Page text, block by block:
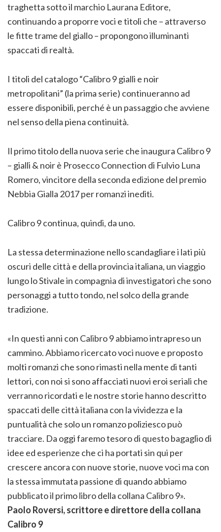
traghetta sotto il marchio Laurana Editore,
continuando a proporre voci e titoli che – attraverso
le fitte trame del giallo – propongono illuminanti
spaccati di realtà.
I titoli del catalogo “Calibro 9 gialli e noir
metropolitani” (la prima serie) continueranno ad
essere disponibili, perché è un passaggio che avviene
nel senso della piena continuità.
Il primo titolo della nuova serie che inaugura Calibro 9
– gialli & noir è Prosecco Connection di Fulvio Luna
Romero, vincitore della seconda edizione del premio
Nebbia Gialla 2017 per romanzi inediti.
Calibro 9 continua, quindi, da uno.
La stessa determinazione nello scandagliare i lati più
oscuri delle città e della provincia italiana, un viaggio
lungo lo Stivale in compagnia di investigatori che sono
personaggi a tutto tondo, nel solco della grande
tradizione.
«In questi anni con Calibro 9 abbiamo intrapreso un
cammino. Abbiamo ricercato voci nuove e proposto
molti romanzi che sono rimasti nella mente di tanti
lettori, con noi si sono affacciati nuovi eroi seriali che
verranno ricordati e le nostre storie hanno descritto
spaccati delle città italiana con la vividezza e la
puntualità che solo un romanzo poliziesco può
tracciare. Da oggi faremo tesoro di questo bagaglio di
idee ed esperienze che ci ha portati sin qui per
crescere ancora con nuove storie, nuove voci ma con
la stessa immutata passione di quando abbiamo
pubblicato il primo libro della collana Calibro 9».
Paolo Roversi, scrittore e direttore della collana
Calibro 9